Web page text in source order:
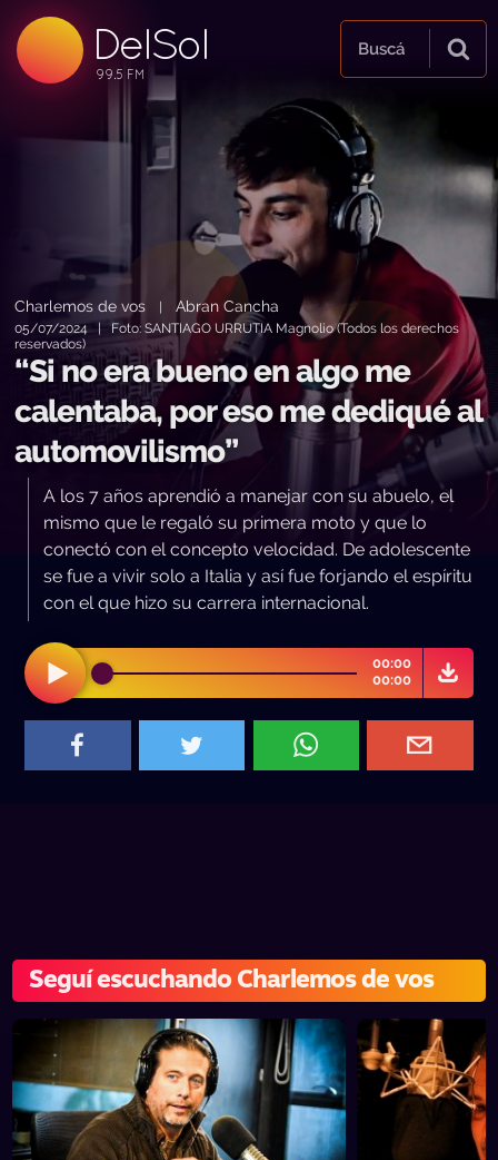
DelSol
99.5 FM
99.5 FM
99.5 FM
Buscá
Charlemos de vos |Abran Cancha
05/07/2024 | Foto: SANTIAGO URRUTIA Magnolio (Todos los derechos
reservados)
“Si no era bueno en algo me
calentaba, por eso me dediqué al
automovilismo”
A los 7 años aprendió a manejar con su abuelo, el
mismo que le regaló su primera moto y que lo
conectó con el concepto velocidad. De adolescente
se fue a vivir solo a Italia y así fue forjando el espíritu
con el que hizo su carrera internacional.
00:00
00:00
Seguí escuchando Charlemos de vos